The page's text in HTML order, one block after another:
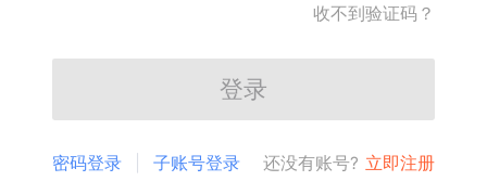
收不到验证码？
登录
密码登录 子账号登录 还没有账号? 立即注册